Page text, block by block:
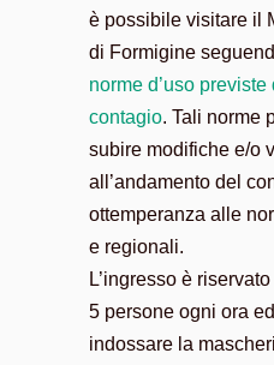
è possibile visitare il
di Formigine
norme d’uso
contagio. Tali norme
subire modifiche e/o
all’andamento del
ottemperanza alle
e regionali.
L’ingresso è
5 persone ogni ora
indossare la